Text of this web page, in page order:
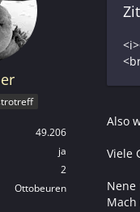
49.206
ja
2
Ottobeuren
Also
Viele
Nene